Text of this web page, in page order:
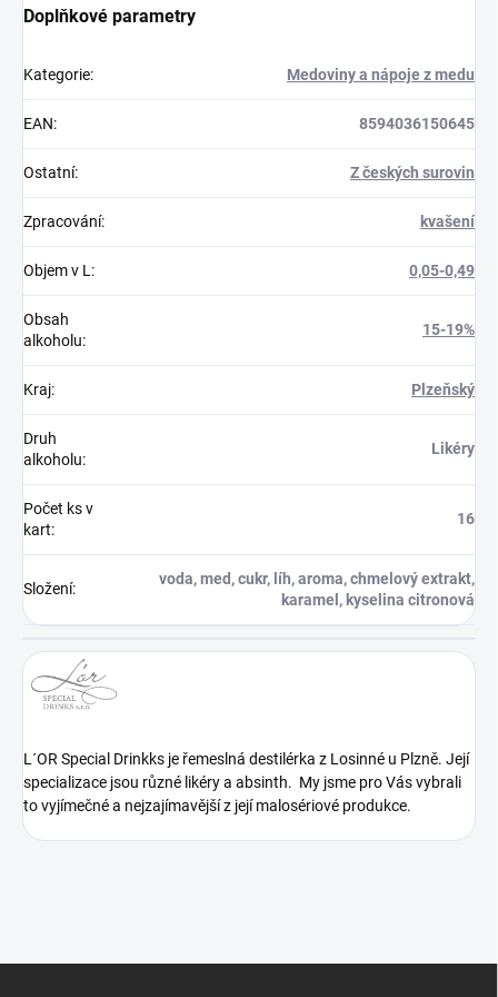
Doplňkové parametry
Kategorie: Medoviny a nápoje z medu
EAN: 8594036150645
Ostatní: Z českých surovin
Zpracování: kvašení
Objem v L : 0,05-0,49
Obsah
alkoholu:
15-19%
Kraj: Plzeňský
Druh
alkoholu:
Likéry
Počet ks v
kart:
16
Složení:
voda, med, cukr, líh, aroma, chmelový extrakt,
karamel, kyselina citronová
L´OR Special Drinkks je řemeslná destilérka z Losinné u Plzně. Její
specializace jsou různé likéry a absinth. My jsme pro Vás vybrali
to vyjímečné a nejzajímavější z její malosériové produkce.